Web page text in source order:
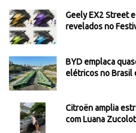
Geely EX2 Street
revelados no
BYD emplaca
elétricos no Brasil
Citroën amplia
com Luana